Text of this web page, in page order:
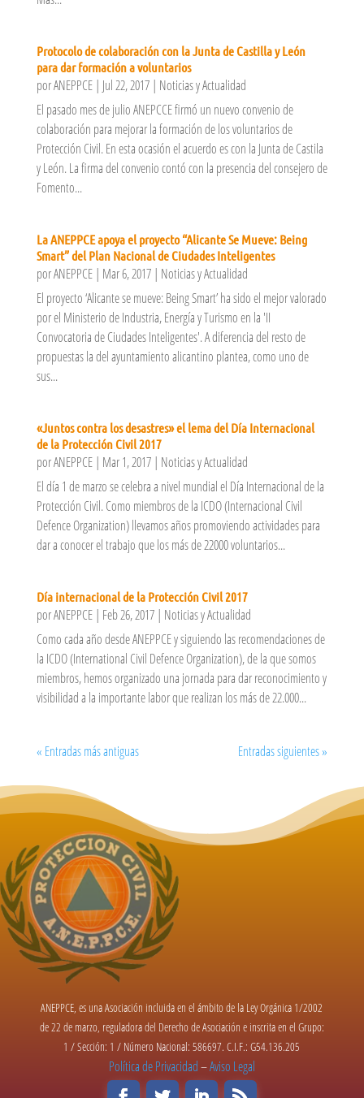
Protocolo de colaboración con la Junta de Castilla y León
para dar formación a voluntarios
porANEPPCE| Jul 22, 2017| Noticias y Actualidad
El pasado mes de julio ANEPCCE firmó un nuevo convenio de
colaboración para mejorar la formación de los voluntarios de
Protección Civil. En esta ocasión el acuerdo es con la Junta de Castila
y León. La firma del convenio contó con la presencia del consejero de
Fomento...
La ANEPPCE apoya el proyecto “Alicante Se Mueve: Being
Smart” del Plan Nacional de Ciudades Inteligentes
porANEPPCE| Mar 6, 2017| Noticias y Actualidad
El proyecto ‘Alicante se mueve: Being Smart’ ha sido el mejor valorado
por el Ministerio de Industria, Energía y Turismo en la 'II
Convocatoria de Ciudades Inteligentes'. A diferencia del resto de
propuestas la del ayuntamiento alicantino plantea, como uno de
sus...
«Juntos contra los desastres» el lema del Día Internacional
de la Protección Civil 2017
porANEPPCE| Mar 1, 2017| Noticias y Actualidad
El día 1 de marzo se celebra a nivel mundial el Día Internacional de la
Protección Civil. Como miembros de la ICDO (Internacional Civil
Defence Organization) llevamos años promoviendo actividades para
dar a conocer el trabajo que los más de 22000 voluntarios...
Día internacional de la Protección Civil 2017
porANEPPCE| Feb 26, 2017| Noticias y Actualidad
Como cada año desde ANEPPCE y siguiendo las recomendaciones de
la ICDO (International Civil Defence Organization), de la que somos
miembros, hemos organizado una jornada para dar reconocimiento y
visibilidad a la importante labor que realizan los más de 22.000...
« Entradas más antiguas Entradas siguientes »
ANEPPCE, es una Asociación incluida en el ámbito de la Ley Orgánica 1/2002
de 22 de marzo, reguladora del Derecho de Asociación e inscrita en el Grupo:
1 / Sección: 1 / Número Nacional: 586697. C.I.F.: G54.136.205
Política de Privacidad–Aviso Legal